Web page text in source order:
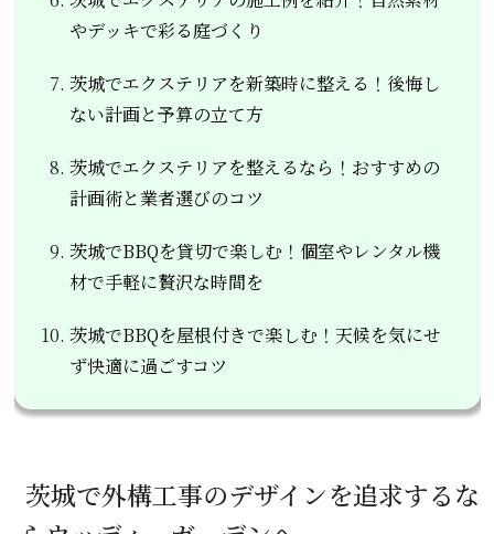
やデッキで彩る庭づくり
茨城でエクステリアを新築時に整える！後悔し
ない計画と予算の立て方
茨城でエクステリアを整えるなら！おすすめの
計画術と業者選びのコツ
茨城でBBQを貸切で楽しむ！個室やレンタル機
材で手軽に贅沢な時間を
茨城でBBQを屋根付きで楽しむ！天候を気にせ
ず快適に過ごすコツ
茨城で外構工事のデザインを追求するな